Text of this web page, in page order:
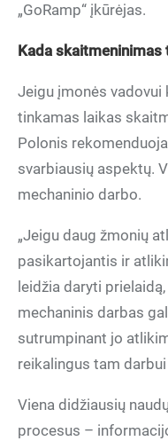
„GoRamp“ įkūrėjas.
Kada skaitmeninimas
Jeigu įmonės vadovui
tinkamas laikas
Polonis
svarbiausių aspektų.
mechaninio darbo.
„Jeigu daug žmonių
pasikartojantis ir
leidžia daryti
mechaninis darbas
sutrumpinant jo
reikalingus tam
Viena didžiausių
procesus –